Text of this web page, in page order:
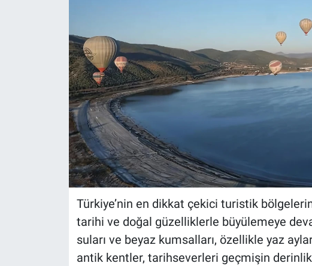
Türkiye’nin en dikkat çekici turistik
tarihi ve doğal güzelliklerle büyülemeye
suları ve beyaz kumsalları, özellikle yaz
antik kentler, tarihseverleri geçmişin